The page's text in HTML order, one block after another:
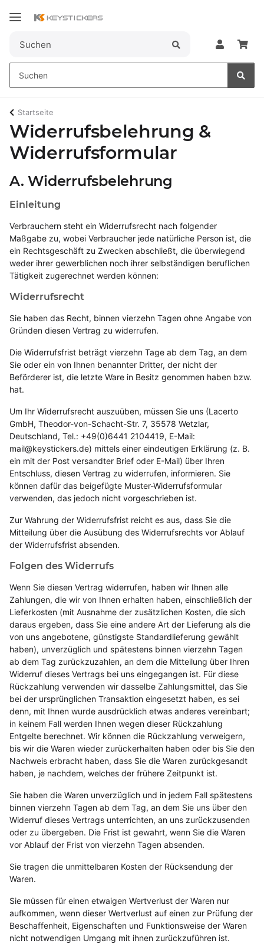
Startseite
Widerrufsbelehrung &
Widerrufsformular
A. Widerrufsbelehrung
Einleitung
Verbrauchern steht ein Widerrufsrecht nach folgender
Maßgabe zu, wobei Verbraucher jede natürliche Person ist, die
ein Rechtsgeschäft zu Zwecken abschließt, die überwiegend
weder ihrer gewerblichen noch ihrer selbständigen beruflichen
Tätigkeit zugerechnet werden können:
Widerrufsrecht
Sie haben das Recht, binnen vierzehn Tagen ohne Angabe von
Gründen diesen Vertrag zu widerrufen.
Die Widerrufsfrist beträgt vierzehn Tage ab dem Tag, an dem
Sie oder ein von Ihnen benannter Dritter, der nicht der
Beförderer ist, die letzte Ware in Besitz genommen haben bzw.
hat.
Um Ihr Widerrufsrecht auszuüben, müssen Sie uns (Lacerto
GmbH, Theodor-von-Schacht-Str. 7, 35578 Wetzlar,
Deutschland, Tel.: +49(0)6441 2104419, E-Mail:
mail@keystickers.de) mittels einer eindeutigen Erklärung (z. B.
ein mit der Post versandter Brief oder E-Mail) über Ihren
Entschluss, diesen Vertrag zu widerrufen, informieren. Sie
können dafür das beigefügte Muster-Widerrufsformular
verwenden, das jedoch nicht vorgeschrieben ist.
Zur Wahrung der Widerrufsfrist reicht es aus, dass Sie die
Mitteilung über die Ausübung des Widerrufsrechts vor Ablauf
der Widerrufsfrist absenden.
Folgen des Widerrufs
Wenn Sie diesen Vertrag widerrufen, haben wir Ihnen alle
Zahlungen, die wir von Ihnen erhalten haben, einschließlich der
Lieferkosten (mit Ausnahme der zusätzlichen Kosten, die sich
daraus ergeben, dass Sie eine andere Art der Lieferung als die
von uns angebotene, günstigste Standardlieferung gewählt
haben), unverzüglich und spätestens binnen vierzehn Tagen
ab dem Tag zurückzuzahlen, an dem die Mitteilung über Ihren
Widerruf dieses Vertrags bei uns eingegangen ist. Für diese
Rückzahlung verwenden wir dasselbe Zahlungsmittel, das Sie
bei der ursprünglichen Transaktion eingesetzt haben, es sei
denn, mit Ihnen wurde ausdrücklich etwas anderes vereinbart;
in keinem Fall werden Ihnen wegen dieser Rückzahlung
Entgelte berechnet. Wir können die Rückzahlung verweigern,
bis wir die Waren wieder zurückerhalten haben oder bis Sie den
Nachweis erbracht haben, dass Sie die Waren zurückgesandt
haben, je nachdem, welches der frühere Zeitpunkt ist.
Sie haben die Waren unverzüglich und in jedem Fall spätestens
binnen vierzehn Tagen ab dem Tag, an dem Sie uns über den
Widerruf dieses Vertrags unterrichten, an uns zurückzusenden
oder zu übergeben. Die Frist ist gewahrt, wenn Sie die Waren
vor Ablauf der Frist von vierzehn Tagen absenden.
Sie tragen die unmittelbaren Kosten der Rücksendung der
Waren.
Sie müssen für einen etwaigen Wertverlust der Waren nur
aufkommen, wenn dieser Wertverlust auf einen zur Prüfung der
Beschaffenheit, Eigenschaften und Funktionsweise der Waren
nicht notwendigen Umgang mit ihnen zurückzuführen ist.